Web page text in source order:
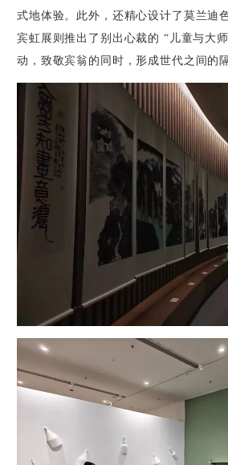
式地体验。此外，还精心设计了莫兰迪
宾虹展则推出了别出心裁的 “儿童与大
动，致敬宾翁的同时，形成世代之间的